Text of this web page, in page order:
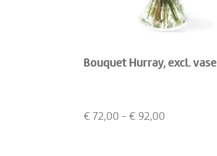
Bouquet Hurray, excl. vase
€ 72,00 - € 92,00